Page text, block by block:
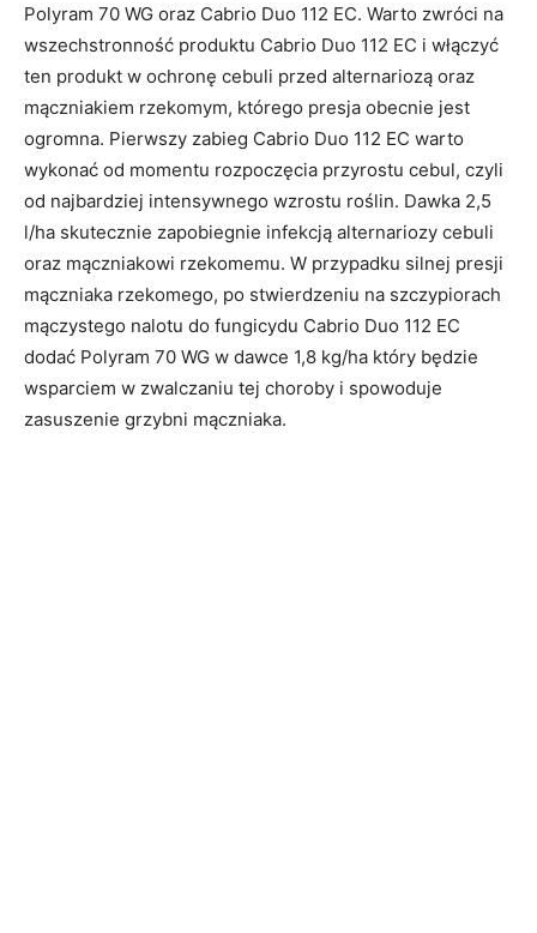
Polyram 70 WG oraz Cabrio Duo 112 EC. Warto zwróci na
wszechstronność produktu Cabrio Duo 112 EC i włączyć
ten produkt w ochronę cebuli przed alternariozą oraz
mączniakiem rzekomym, którego presja obecnie jest
ogromna. Pierwszy zabieg Cabrio Duo 112 EC warto
wykonać od momentu rozpoczęcia przyrostu cebul, czyli
od najbardziej intensywnego wzrostu roślin. Dawka 2,5
l/ha skutecznie zapobiegnie infekcją alternariozy cebuli
oraz mączniakowi rzekomemu. W przypadku silnej presji
mączniaka rzekomego, po stwierdzeniu na szczypiorach
mączystego nalotu do fungicydu Cabrio Duo 112 EC
dodać Polyram 70 WG w dawce 1,8 kg/ha który będzie
wsparciem w zwalczaniu tej choroby i spowoduje
zasuszenie grzybni mączniaka.